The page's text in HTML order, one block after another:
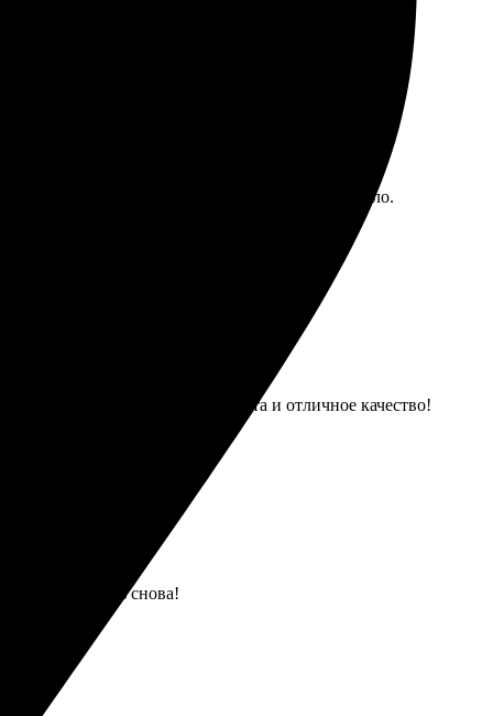
времени, а качество работы приятно удивило.
впечатляет: яркие цвета и отличное качество!
заказывать снова!